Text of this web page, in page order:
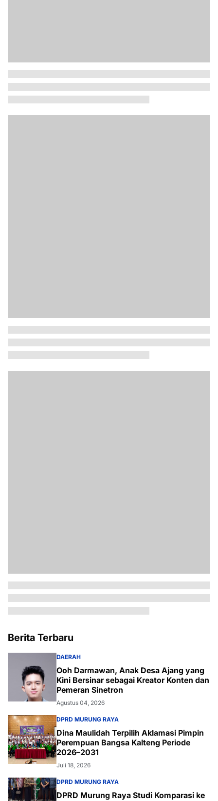
Berita Terbaru
DAERAH
Ooh Darmawan, Anak Desa Ajang yang
Kini Bersinar sebagai Kreator Konten dan
Pemeran Sinetron
Agustus 04, 2026
DPRD MURUNG RAYA
Dina Maulidah Terpilih Aklamasi Pimpin
Perempuan Bangsa Kalteng Periode
2026–2031
Juli 18, 2026
DPRD MURUNG RAYA
DPRD Murung Raya Studi Komparasi ke